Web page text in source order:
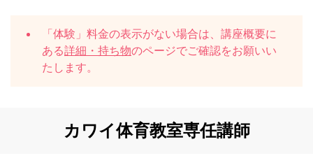
「体験」料金の表示がない場合は、講座概要に
ある詳細・持ち物のページでご確認をお願いい
たします。
カワイ体育教室専任講師